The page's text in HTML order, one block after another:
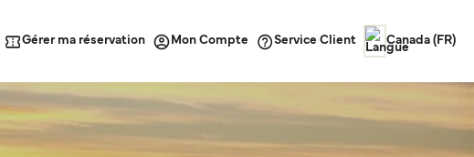
Gérer ma réservation Mon Compte Service Client Canada (FR)